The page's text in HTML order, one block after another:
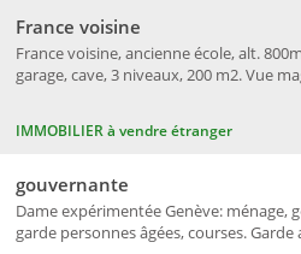
IMMOBILIER à vendre étranger
France voisine, ancienne école, alt.
garage, cave, 3 niveaux, 200 m2. Vue
France voisine
Dame expérimentée Genève:
garde personnes âgées, courses.
gouvernante